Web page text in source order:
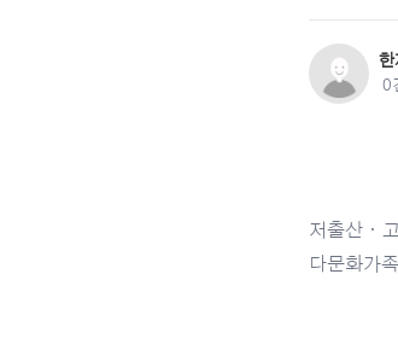
작
한
댓
0
저출산ㆍ
다문화가